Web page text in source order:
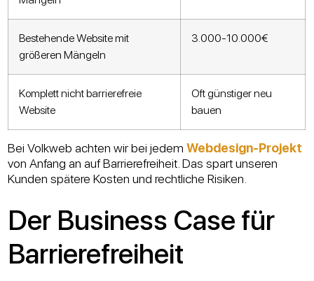
Bestehende Website mit
größeren Mängeln
3.000-10.000€
Komplett nicht barrierefreie
Website
Oft günstiger neu
bauen
Bei Volkweb achten wir bei jedemWebdesign-Projekt
von Anfang an auf Barrierefreiheit. Das spart unseren
Kunden spätere Kosten und rechtliche Risiken.
Der Business Case für
Barrierefreiheit